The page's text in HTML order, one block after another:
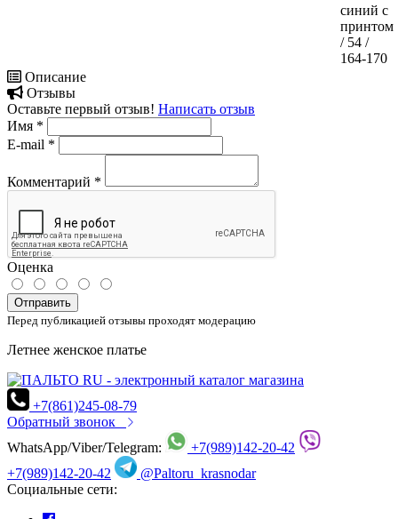
синий с
принтом
/ 54 /
164-170
Описание
Отзывы
Оставьте первый отзыв! Написать отзыв
Имя *
E-mail *
Комментарий *
Оценка
Отправить
Перед публикацией отзывы проходят модерацию
Летнее женское платье
+7(861)245-08-79
Обратный звонок
WhatsApp/Viber/Telegram:
+7(989)142-20-42
+7(989)142-20-42
@Paltoru_krasnodar
Социальные сети: